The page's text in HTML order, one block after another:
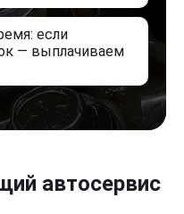
если
— выплачиваем
автосервис